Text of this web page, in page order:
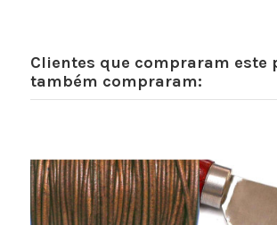
Clientes que compraram este
também compraram: